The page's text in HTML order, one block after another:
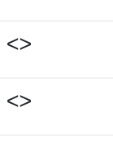
<>
<>